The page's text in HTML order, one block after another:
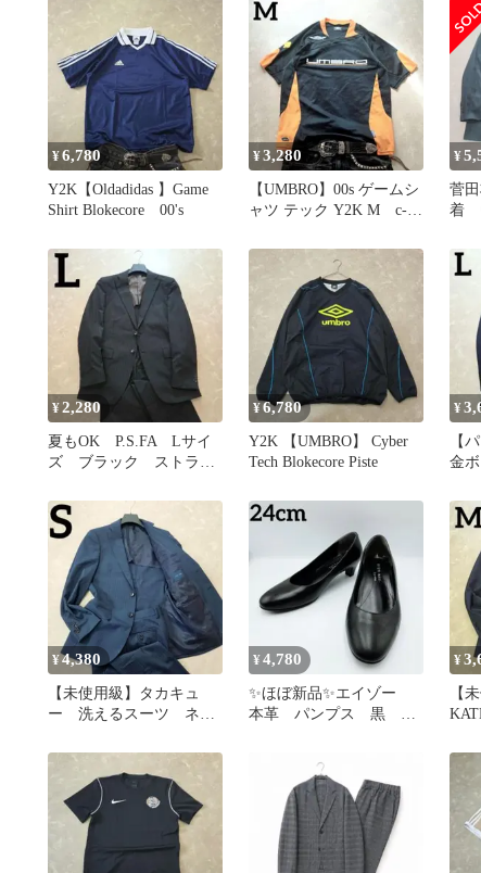
¥6,780
Y2K【Oldadidas 】Game
Shirt Blokecore 00's
¥3,280
【UMBRO】00s ゲームシ
ャツ テック Y2K M c-
¥
菅
着
点
¥2,280
夏もOK P.S.FA Lサイ
ズ ブラック ストライ
典
¥6,780
Y2K 【UMBRO】 Cyber
Tech Blokecore Piste
¥
【
金
夏
¥4,380
【未使用級】タカキュ
ー 洗えるスーツ ネイ
春～秋 結婚式
¥4,780
✨ほぼ新品✨エイゾー
本革 パンプス 黒
¥
【
洗